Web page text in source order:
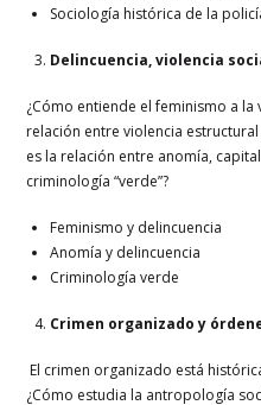
Sociología histórica de la
Delincuencia, violencia
¿Cómo entiende el feminismo a la
relación entre violencia
es la relación entre anomía,
criminología “verde”?
Feminismo y delincuencia
Anomía y delincuencia
Criminología verde
Crimen organizado y
El crimen organizado está
¿Cómo estudia la antropología